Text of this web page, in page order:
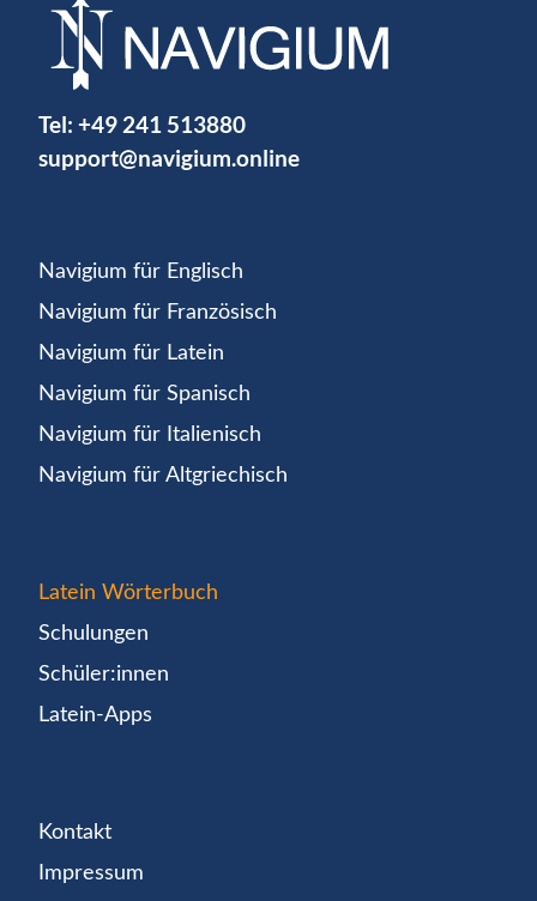
Tel: +49 241 513880
support@navigium.online
Navigium für Englisch
Navigium für Französisch
Navigium für Latein
Navigium für Spanisch
Navigium für Italienisch
Navigium für Altgriechisch
Latein Wörterbuch
Schulungen
Schüler:innen
Latein-Apps
Kontakt
Impressum